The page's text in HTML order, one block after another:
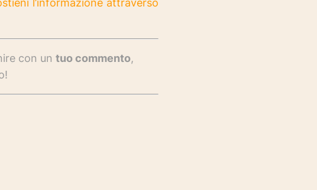
l’informazione attraverso
con un tuo commento,